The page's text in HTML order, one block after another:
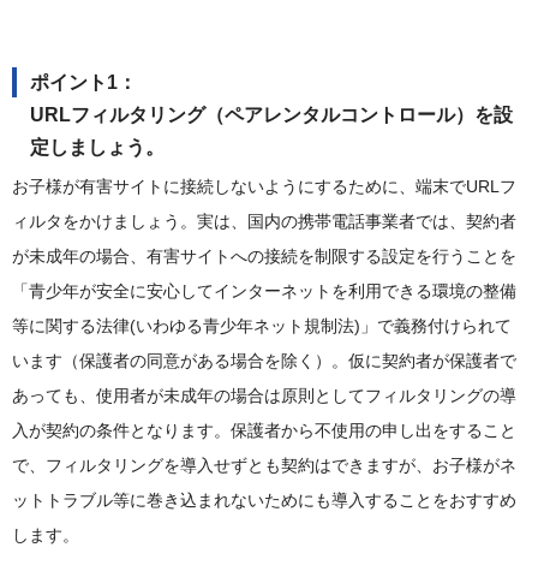
ポイント1：
URLフィルタリング（ペアレンタルコントロール）を設
定しましょう。
お子様が有害サイトに接続しないようにするために、端末でURLフ
ィルタをかけましょう。実は、国内の携帯電話事業者では、契約者
が未成年の場合、有害サイトへの接続を制限する設定を行うことを
「青少年が安全に安心してインターネットを利用できる環境の整備
等に関する法律(いわゆる青少年ネット規制法)」で義務付けられて
います（保護者の同意がある場合を除く）。仮に契約者が保護者で
あっても、使用者が未成年の場合は原則としてフィルタリングの導
入が契約の条件となります。保護者から不使用の申し出をすること
で、フィルタリングを導入せずとも契約はできますが、お子様がネ
ットトラブル等に巻き込まれないためにも導入することをおすすめ
します。